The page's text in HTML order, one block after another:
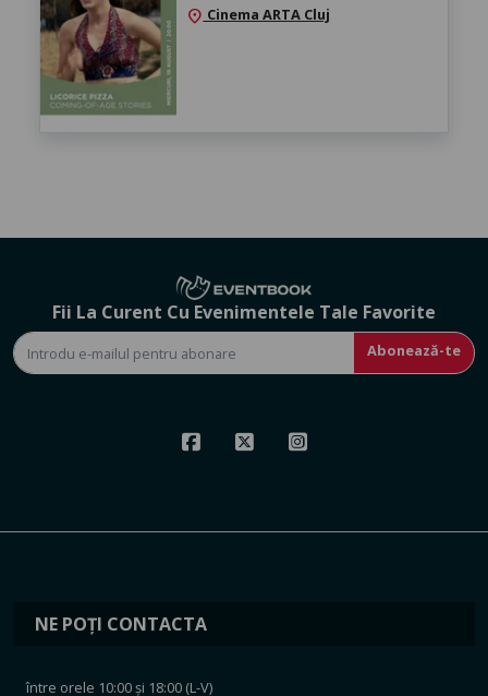
location_on Cinema ARTA Cluj
Fii La Curent Cu Evenimentele Tale Favorite
Abonează-te
NE POȚI CONTACTA
între orele 10:00 și 18:00 (L-V)